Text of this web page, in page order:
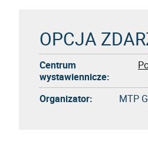
OPCJA
Centrum
wystawiennicze:
Organizator:
MTP